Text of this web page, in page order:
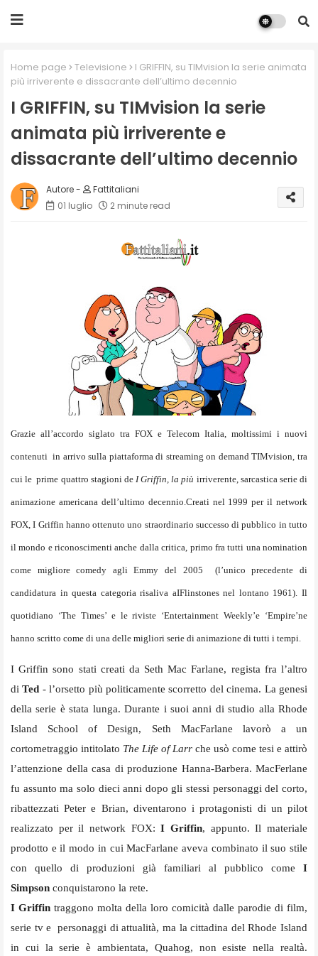
Home page Televisione
I GRIFFIN, su TIMvision la serie animata
più irriverente e dissacrante dell’ultimo decennio
I GRIFFIN, su TIMvision la serie
animata più irriverente e
dissacrante dell’ultimo decennio
Fattitaliani
01 luglio
2 minute read
Grazie all’accordo siglato tra FOX e Telecom Italia, moltissimi i nuovi
contenuti in arrivo sulla piattaforma di streaming on demand TIMvision, tra
cui le prime quattro stagioni deI Griffin, la più irriverente, sarcastica serie di
animazione americana dell’ultimo decennio. Creati nel 1999 per il network
FOX, I Griffin hanno ottenuto uno straordinario successo di pubblico in tutto
il mondo e riconoscimenti anche dalla critica, primo fra tutti una nomination
come migliore comedy agli Emmy del 2005 (l’unico precedente di
candidatura in questa categoria risaliva aIFlinstones nel lontano 1961). Il
quotidiano ‘The Times’ e le riviste ‘Entertainment Weekly’e ‘Empire’ne
hanno scritto come di una delle migliori serie di animazione di tutti i tempi.
I Griffin sono stati creati da Seth Mac Farlane, regista fra l’altro
diTed - l’orsetto più politicamente scorretto del cinema. La genesi
della serie è stata lunga. Durante i suoi anni di studio alla Rhode
Island School of Design, Seth MacFarlane lavorò a un
cortometraggio intitolato The Life of Larr che usò come tesi e attirò
l’attenzione della casa di produzione Hanna-Barbera. MacFerlane
fu assunto ma solo dieci anni dopo gli stessi personaggi del corto,
ribattezzati Peter e Brian, diventarono i protagonisti di un pilot
realizzato per il network FOX:I Griffin, appunto. Il materiale
prodotto e il modo in cui MacFarlane aveva combinato il suo stile
con quello di produzioni già familiari al pubblico come I
Simpson conquistarono la rete.
I Griffin traggono molta della loro comicità dalle parodie di film,
serie tv e personaggi di attualità, ma la cittadina del Rhode Island
in cui la serie è ambientata, Quahog, non esiste nella realtà.